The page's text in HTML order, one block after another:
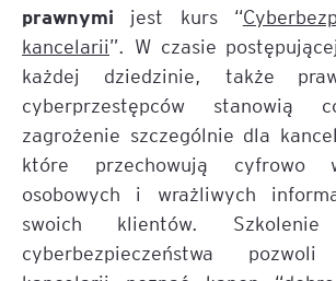
prawnymi jest kurs “
kancelarii”. W czasie
każdej dziedzinie, także
cyberprzestępców stanowią
zagrożenie szczególnie dla
które przechowują cyfrowo
osobowych i wrażliwych
swoich klientów.
cyberbezpieczeństwa pozwoli